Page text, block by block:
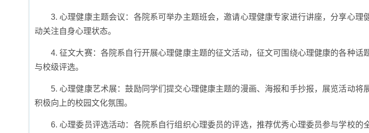
3. 心理健康主题会议：各院系可举办主题班会，邀请心理健康专家进行讲座，分享心理
动关注自身心理状态。
4. 征文大赛：各院系自行开展心理健康主题的征文活动，征文可围绕心理健康的各种话
与校级评选。
5. 心理健康艺术展：鼓励同学们提交心理健康主题的漫画、海报和手抄报，展览活动将
积极向上的校园文化氛围。
6. 心理委员评选活动：各院系自行组织心理委员的评选，推荐优秀心理委员参与学校的